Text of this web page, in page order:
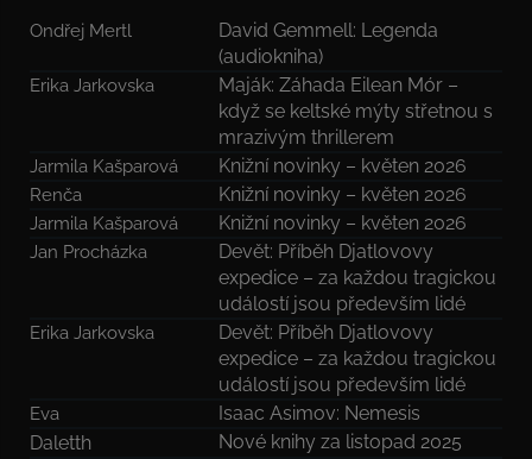
Ondřej Mertl
David Gemmell: Legenda
(audiokniha)
Erika Jarkovska
Maják: Záhada Eilean Mór –
když se keltské mýty střetnou s
mrazivým thrillerem
Jarmila Kašparová Knižní novinky – květen 2026
Renča Knižní novinky – květen 2026
Jarmila Kašparová Knižní novinky – květen 2026
Jan Procházka
Devět: Příběh Djatlovovy
expedice – za každou tragickou
událostí jsou především lidé
Erika Jarkovska
Devět: Příběh Djatlovovy
expedice – za každou tragickou
událostí jsou především lidé
Eva
Isaac Asimov: Nemesis
Daletth
Nové knihy za listopad 2025